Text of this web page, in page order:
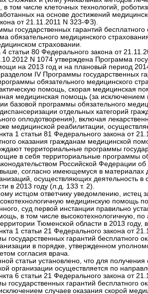
том числе клеточных технологий,
на основе достижений
от 21.11.2011 N 323-ФЗ).
государственных гарантий
обязательного медицинского
страховании.
4 статьи 80 Федерального закона от
N 1074 утверждена Программа
на 2013 год и на плановый период
разделом IV Программы государственных
обязательного медицинского
помощь, скорая медицинская
медицинская помощь (за
базовой программы обязательного
отдельных категорий
оплодотворения), включая
медицинской реабилитации,
1 статьи 81 Федерального закона от
оказания гражданам медицинской
территориальные программы
в себя территориальные программы
Российской Федерации
выше, согласно имеющемуся в
осуществляющих деятельность в
в 2013 году (л.д. 133 т. 2).
истцом ответчику уведомлению, истец
медицинскую помощь по
суд первой инстанции правильно
в том числе высокотехнологичную, по
Тюменской области в 2013
1 статьи 21 Федерального закона от
государственных гарантий
в порядке, утвержденном
согласия врача.
статьи установлено, что для
организации осуществляется по
6 статьи 21 Федерального закона от
государственных гарантий
случаев оказания скорой